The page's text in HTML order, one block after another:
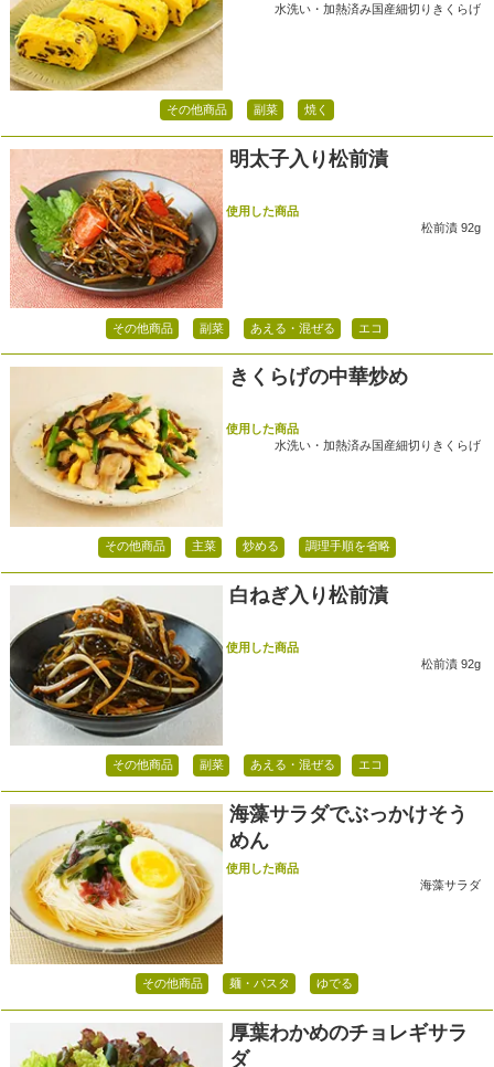
水洗い・加熱済み国産細切りきくらげ
その他商品 副菜 焼く
明太子入り松前漬
使用した商品
松前漬 92g
その他商品 副菜 あえる・混ぜる エコ
きくらげの中華炒め
使用した商品
水洗い・加熱済み国産細切りきくらげ
その他商品 主菜 炒める 調理手順を省略
白ねぎ入り松前漬
使用した商品
松前漬 92g
その他商品 副菜 あえる・混ぜる エコ
海藻サラダでぶっかけそう
めん
使用した商品
海藻サラダ
その他商品 麺・パスタ ゆでる
厚葉わかめのチョレギサラ
ダ